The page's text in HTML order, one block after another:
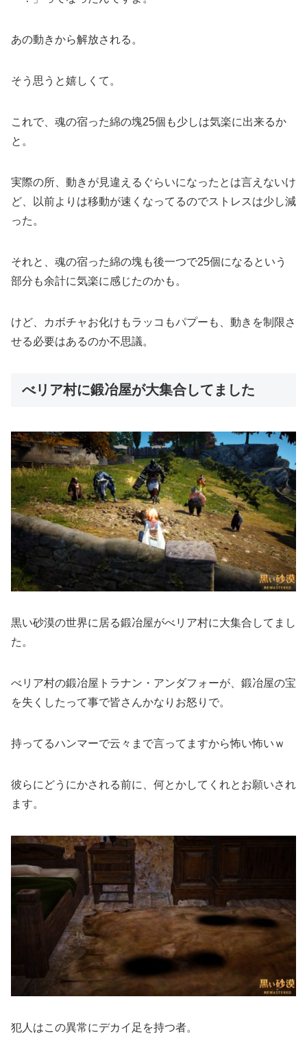
あの動きから解放される。
そう思うと嬉しくて。
これで、魂の宿った綿の塊25個も少しは気楽に出来るか
と。
実際の所、動きが見違えるぐらいになったとは言えないけ
ど、以前よりは移動が速くなってるのでストレスは少し減
った。
それと、魂の宿った綿の塊も後一つで25個になるという
部分も余計に気楽に感じたのかも。
けど、カボチャお化けもラッコもパプーも、動きを制限さ
せる必要はあるのか不思議。
べリア村に鍛冶屋が大集合してました
黒い砂漠の世界に居る鍛冶屋がべリア村に大集合してまし
た。
べリア村の鍛冶屋トラナン・アンダフォーが、鍛冶屋の宝
を失くしたって事で皆さんかなりお怒りで。
持ってるハンマーで云々まで言ってますから怖い怖いｗ
彼らにどうにかされる前に、何とかしてくれとお願いされ
ます。
犯人はこの異常にデカイ足を持つ者。